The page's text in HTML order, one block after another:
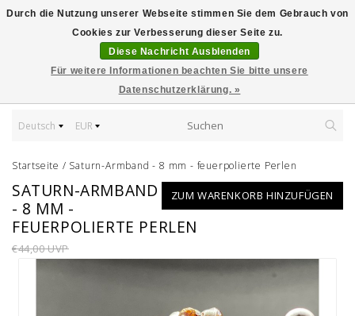
Deutsch EUR
Startseite / Saturn-Armband - 8 mm - feuerpolierte Perlen
ZUM WARENKORB HINZUFÜGEN
SATURN-ARMBAND
- 8 MM -
FEUERPOLIERTE PERLEN
€44,00 UVP
Durch die Nutzung unserer Webseite stimmen Sie dem Gebrauch von
Cookies zur Verbesserung dieser Seite zu.
Diese Nachricht Ausblenden
Für weitere Informationen beachten Sie bitte unsere
Datenschutzerklärung. »